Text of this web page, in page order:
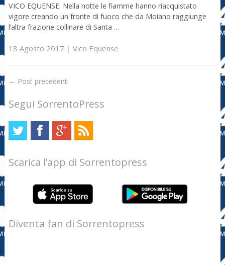
VICO EQUENSE. Nella notte le fiamme hanno riacquistato
vigore creando un fronte di fuoco che da Moiano raggiunge
l’altra frazione collinare di Santa …
18 Agosto 2017 | Vico Equense
← Post precedenti
Segui SorrentoPress
Scarica l’app di Sorrentopress
Diventa fan di Sorrentopress